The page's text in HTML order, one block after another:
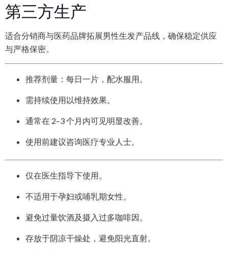
第三方生产
适合分销商与医药品牌拓展男性生发产品线，确保稳定供应
与严格保密。
推荐剂量：每日一片，配水服用。
需持续使用以维持效果。
通常在 2–3 个月内可见明显改善。
使用前建议咨询医疗专业人士。
仅在医生指导下使用。
不适用于孕妇或哺乳期女性。
避免过量饮酒及摄入过多咖啡因。
存放于阴凉干燥处，避免阳光直射。